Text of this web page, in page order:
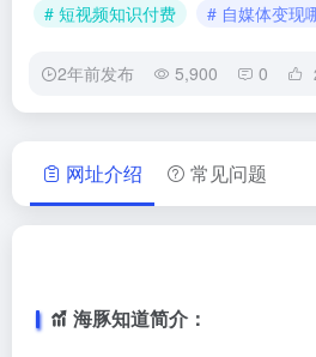
# 短视频知识付费
# 自媒体变现
2年前发布 5,900 0
网址介绍 常见问题
海豚知道简介：